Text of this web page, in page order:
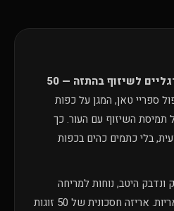
מדבקות הגנה לכפות הרגליים לשיזוף בהתזה — 50
ספריי טאן, המגן על כפות
תמיסת השיזוף עם העור. כך
בלי כתמים כהים בכפות
היטב, נוחות למריחה
ולהסרה ואינן משאירות שאריות. אריזה חסכונית של 50 זוגות